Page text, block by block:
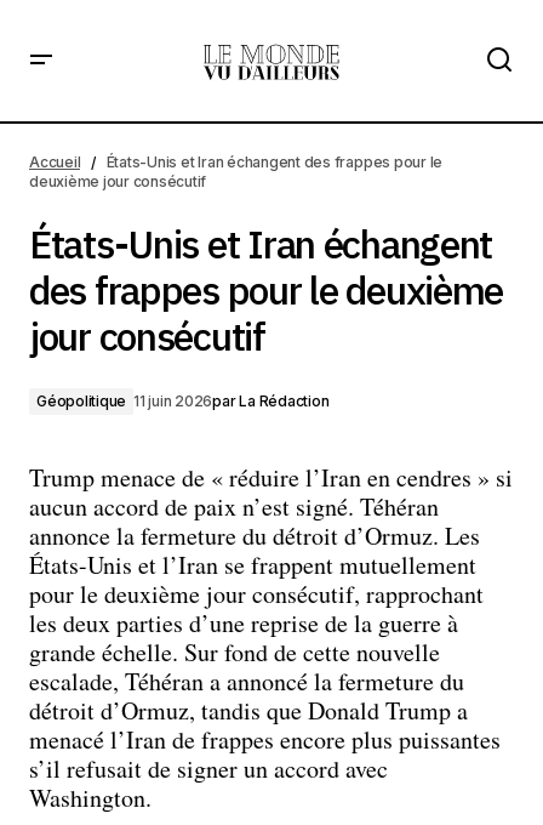
deuxième jour consécutif
Accueil
États-Unis et Iran échangent des frappes pour le
deuxième jour consécutif
États-Unis et Iran échangent
des frappes pour le deuxième
jour consécutif
Géopolitique 11 juin 2026parLa Rédaction
Trump menace de « réduire l’Iran en cendres » si
aucun accord de paix n’est signé. Téhéran
annonce la fermeture du détroit d’Ormuz. Les
États-Unis et l’Iran se frappent mutuellement
pour le deuxième jour consécutif, rapprochant
les deux parties d’une reprise de la guerre à
grande échelle. Sur fond de cette nouvelle
escalade, Téhéran a annoncé la fermeture du
détroit d’Ormuz, tandis que Donald Trump a
menacé l’Iran de frappes encore plus puissantes
s’il refusait de signer un accord avec
Washington.